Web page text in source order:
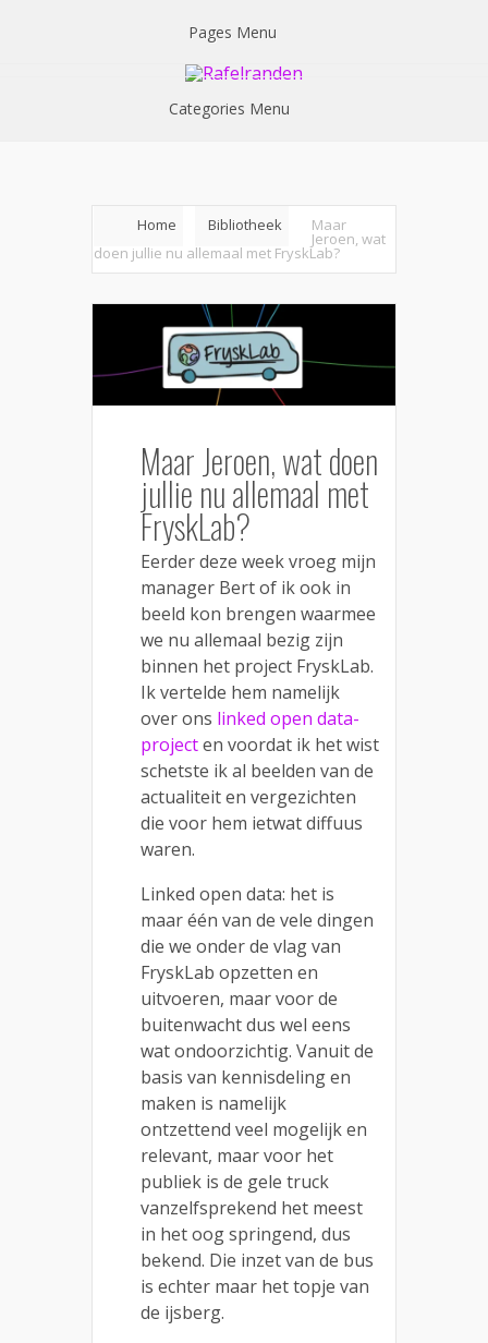
Pages Menu
Categories Menu
Home Bibliotheek Maar
Jeroen, wat
doen jullie nu allemaal met FryskLab?
Maar Jeroen, wat doen
jullie nu allemaal met
FryskLab?
Eerder deze week vroeg mijn
manager Bert of ik ook in
beeld kon brengen waarmee
we nu allemaal bezig zijn
binnen het project FryskLab.
Ik vertelde hem namelijk
over ons linked open data-
projecten voordat ik het wist
schetste ik al beelden van de
actualiteit en vergezichten
die voor hem ietwat diffuus
waren.
Linked open data: het is
maar één van de vele dingen
die we onder de vlag van
FryskLab opzetten en
uitvoeren, maar voor de
buitenwacht dus wel eens
wat ondoorzichtig. Vanuit de
basis van kennisdeling en
maken is namelijk
ontzettend veel mogelijk en
relevant, maar voor het
publiek is de gele truck
vanzelfsprekend het meest
in het oog springend, dus
bekend. Die inzet van de bus
is echter maar het topje van
de ijsberg.